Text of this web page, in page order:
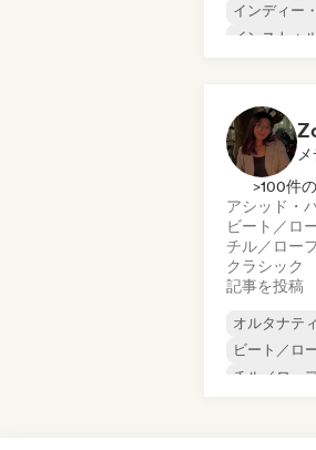
インディー
インストゥ
>100件
アシッド・
ビート／ロ
チル／ロー
クラシック
記事を投稿
オルタナテ
ビート／ロ
チル／ロー